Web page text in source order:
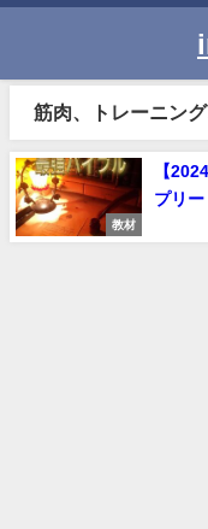
筋肉、トレーニン
教材
【
プリー